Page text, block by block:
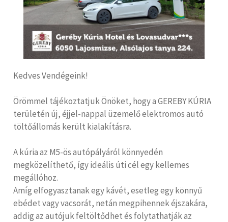
Kedves Vendégeink!
Örömmel tájékoztatjuk Önöket, hogy a GEREBY KÚRIA
területén új, éjjel-nappal üzemelő elektromos autó
töltőállomás került kialakításra.
A kúria az M5-ös autópályáról könnyedén
megközelíthető, így ideális úti cél egy kellemes
megállóhoz.
Amíg elfogyasztanak egy kávét, esetleg egy könnyű
ebédet vagy vacsorát, netán megpihennek éjszakára,
addig az autójuk feltöltődhet és folytathatják az